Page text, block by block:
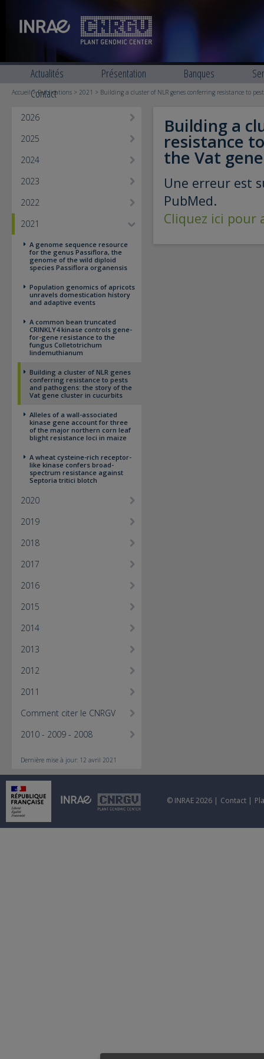
Actualités Présentation Banques
Contact
Accueil>Publications > 2021 > Building a cluster of NLR genes conferring resistance to
2026
2025
2024
2023
2022
2021
A genome sequence resource
for the genus Passiflora, the
genome of the wild diploid
species Passiflora organensis
Population genomics of apricots
unravels domestication history
and adaptive events
A common bean truncated
CRINKLY4 kinase controls gene-
for-gene resistance to the
fungus Colletotrichum
lindemuthianum
Building a cluster of NLR genes
conferring resistance to pests
and pathogens: the story of the
Vat gene cluster in cucurbits
Alleles of a wall-associated
kinase gene account for three
of the major northern corn leaf
blight resistance loci in maize
A wheat cysteine-rich receptor-
like kinase confers broad-
spectrum resistance against
Septoria tritici blotch
2020
2019
2018
2017
2016
2015
2014
2013
2012
2011
Comment citer le CNRGV
2010 - 2009 - 2008
Dernière mise à jour: 12 avril 2021
Building a
resistance
the Vat
Une erreur est
PubMed.
Cliquez ici pour
© INRAE 2026 | Contact |